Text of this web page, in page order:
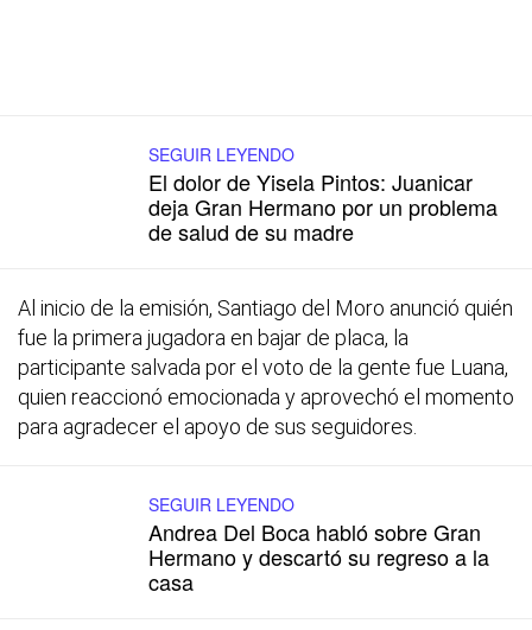
SEGUIR LEYENDO
El dolor de Yisela Pintos: Juanicar
deja Gran Hermano por un problema
de salud de su madre
Al inicio de la emisión, Santiago del Moro anunció quién
fue la primera jugadora en bajar de placa, la
participante salvada por el voto de la gente fue Luana,
quien reaccionó emocionada y aprovechó el momento
para agradecer el apoyo de sus seguidores.
SEGUIR LEYENDO
Andrea Del Boca habló sobre Gran
Hermano y descartó su regreso a la
casa